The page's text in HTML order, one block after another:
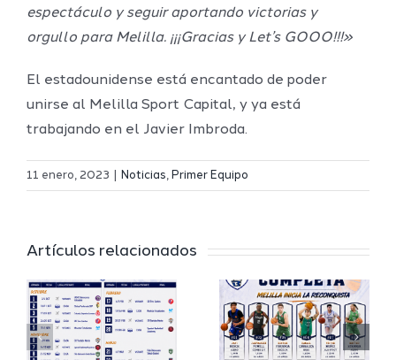
espectáculo y seguir aportando victorias y
orgullo para Melilla. ¡¡¡Gracias y Let’s GOOO!!!»
El estadounidense está encantado de poder
unirse al Melilla Sport Capital, y ya está
trabajando en el Javier Imbroda.
11 enero, 2023 Noticias, Primer Equipo
Artículos relacionados
El Melilla
del
completa
su
Copa
España